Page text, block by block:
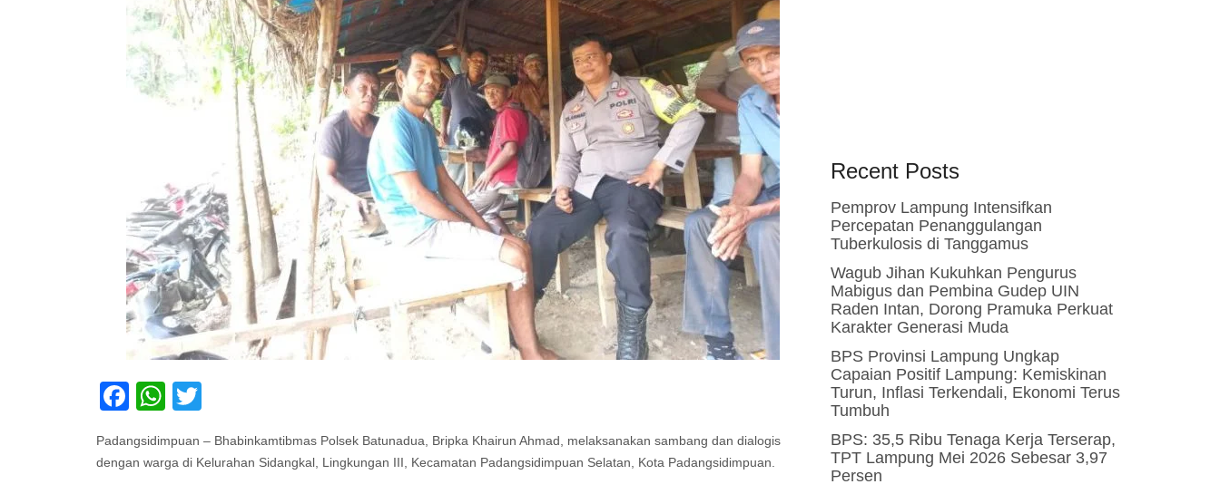
Facebook
WhatsApp
Padangsidimpuan – Bhabinkamtibmas Polsek Batunadua, Bripka Khairun Ahmad, melaksanakan sambang dan dialogis
dengan warga di Kelurahan Sidangkal, Lingkungan III, Kecamatan Padangsidimpuan Selatan, Kota Padangsidimpuan.
Recent Posts
Pemprov Lampung Intensifkan
Percepatan Penanggulangan
Tuberkulosis di Tanggamus
Wagub Jihan Kukuhkan Pengurus
Mabigus dan Pembina Gudep UIN
Raden Intan, Dorong Pramuka Perkuat
Karakter Generasi Muda
BPS Provinsi Lampung Ungkap
Capaian Positif Lampung: Kemiskinan
Turun, Inflasi Terkendali, Ekonomi Terus
Tumbuh
BPS: 35,5 Ribu Tenaga Kerja Terserap,
TPT Lampung Mei 2026 Sebesar 3,97
Persen